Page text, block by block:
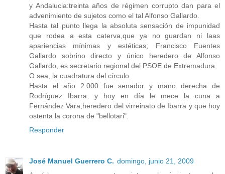
y Andalucia:treinta años de régimen corrupto dan para el
advenimiento de sujetos como el tal Alfonso Gallardo.
Hasta tal punto llega la absoluta sensación de impunidad
que rodea a esta caterva,que ya no guardan ni laas
apariencias mínimas y estéticas; Francisco Fuentes
Gallardo sobrino directo y único heredero de Alfonso
Gallardo, es secretario regional del PSOE de Extremadura.
O sea, la cuadratura del círculo.
Hasta el año 2.000 fue senador y mano derecha de
Rodríguez Ibarra, y hoy en día le mece la cuna a
Fernández Vara,heredero del virreinato de Ibarra y que hoy
ostenta la corona de "bellotari".
Responder
José Manuel Guerrero C. domingo, junio 21, 2009